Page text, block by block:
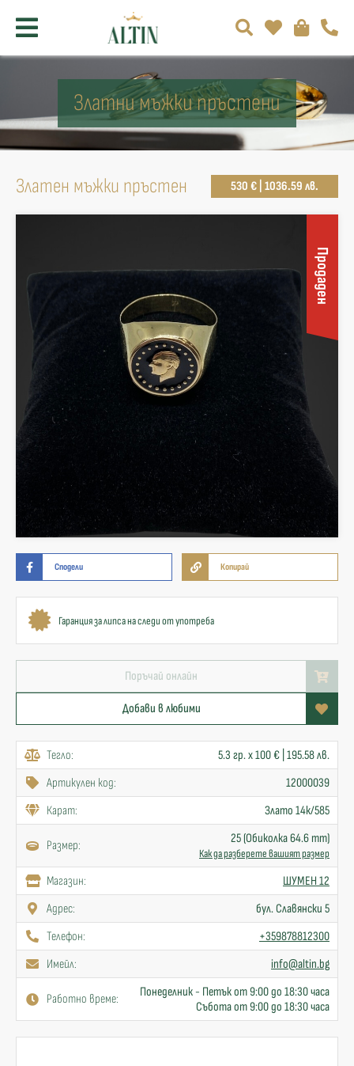
Златни мъжки пръстени
Златен мъжки пръстен 530 € | 1036.59 лв.
Продаден
Сподели Копирай
Гаранция за липса на следи от употреба
Поръчай онлайн
Добави в любими
Тегло:
5.3 гр. x 100 € | 195.58 лв.
Артикулен код:
12000039
Карат:
Злато 14к/585
Размер: 25 (Обиколка 64.6 mm)
Как да разберете вашият размер
Mагазин:
ШУМЕН 12
Адрес:
бул. Славянски 5
Телефон:
+359878812300
Имейл:
info@altin.bg
Работно време:
Понеделник - Петък от 9:00 до 18:30 часа
Събота от 9:00 до 18:30 часа